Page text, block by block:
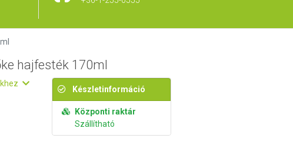
hajfesték 170ml
Készletinformáció
Központi raktár
Szállítható